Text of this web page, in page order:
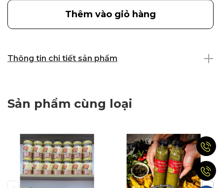
Thêm vào giỏ hàng
Thông tin chi tiết sản phẩm
Sản phẩm cùng loại